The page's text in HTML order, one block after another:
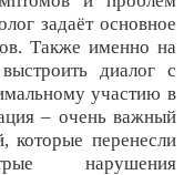
задаёт основное
Также именно на
диалог с
участию в
– очень важный
которые перенесли
нарушения